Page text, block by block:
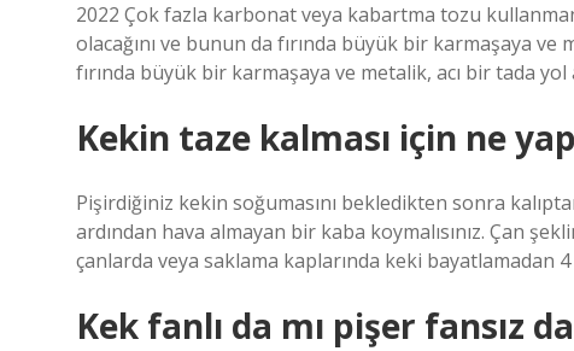
2022 Çok fazla karbonat veya kabartma tozu
olacağını ve bunun da fırında büyük bir karmaşaya
fırında büyük bir karmaşaya ve metalik, acı bir tada
Kekin taze kalması için ne
Pişirdiğiniz kekin soğumasını bekledikten sonra
ardından hava almayan bir kaba koymalısınız. Çan
çanlarda veya saklama kaplarında keki bayatlamadan
Kek fanlı da mı pişer fansız